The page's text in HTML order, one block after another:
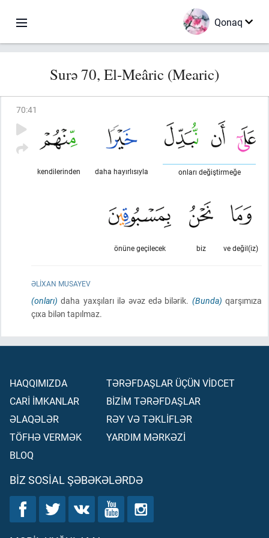
Qonaq
Surə 70, El-Meâric (Mearic)
70:41
onları değiştirmeğe
daha hayırlısıyla
kendilerinden
ve değil(iz)
biz
önüne geçilecek
ƏLIXAN MUSAYEV
(onları) daha yaxşıları ilə əvəz edə bilərik. (Bunda) qarşımıza
çıxa bilən tapılmaz.
HAQQIMIZDA
CARİ İMKANLAR
ƏLAQƏLƏR
TÖFHƏ VERMƏK
BLOQ
TƏRƏFDAŞLAR ÜÇÜN VİDCET
BİZİM TƏRƏFDAŞLAR
RƏY VƏ TƏKLİFLƏR
YARDIM MƏRKƏZİ
BIZ SOSIAL ŞƏBƏKƏLƏRDƏ